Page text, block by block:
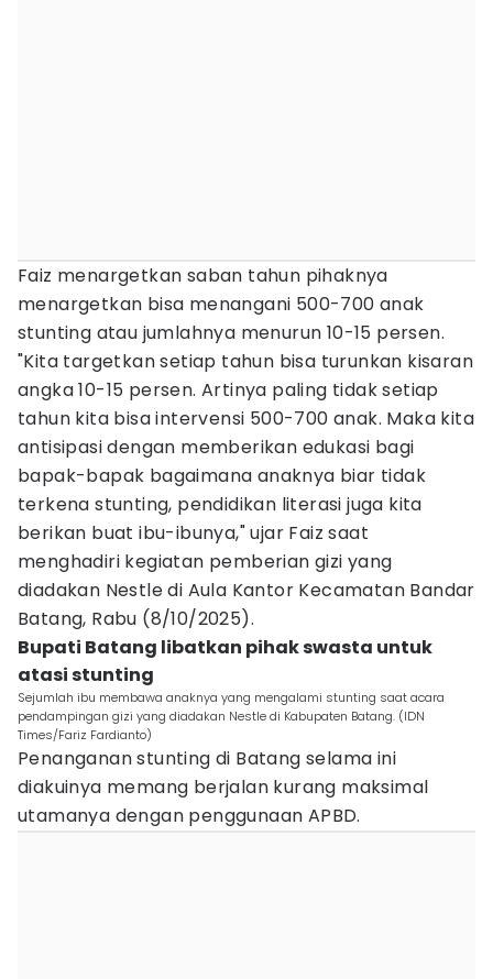
Faiz menargetkan saban tahun pihaknya
menargetkan bisa menangani 500-700 anak
stunting atau jumlahnya menurun 10-15 persen.
"Kita targetkan setiap tahun bisa turunkan kisaran
angka 10-15 persen. Artinya paling tidak setiap
tahun kita bisa intervensi 500-700 anak. Maka kita
antisipasi dengan memberikan edukasi bagi
bapak-bapak bagaimana anaknya biar tidak
terkena stunting, pendidikan literasi juga kita
berikan buat ibu-ibunya," ujar Faiz saat
menghadiri kegiatan pemberian gizi yang
diadakan Nestle di Aula Kantor Kecamatan Bandar
Batang, Rabu (8/10/2025).
Bupati Batang libatkan pihak swasta untuk
atasi stunting
Sejumlah ibu membawa anaknya yang mengalami stunting saat acara
pendampingan gizi yang diadakan Nestle di Kabupaten Batang. (IDN
Times/Fariz Fardianto)
Penanganan stunting di Batang selama ini
diakuinya memang berjalan kurang maksimal
utamanya dengan penggunaan APBD.